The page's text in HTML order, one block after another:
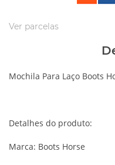
Ver parcelas
Mochila Para Laço Boots
Detalhes do produto:
Marca: Boots Horse